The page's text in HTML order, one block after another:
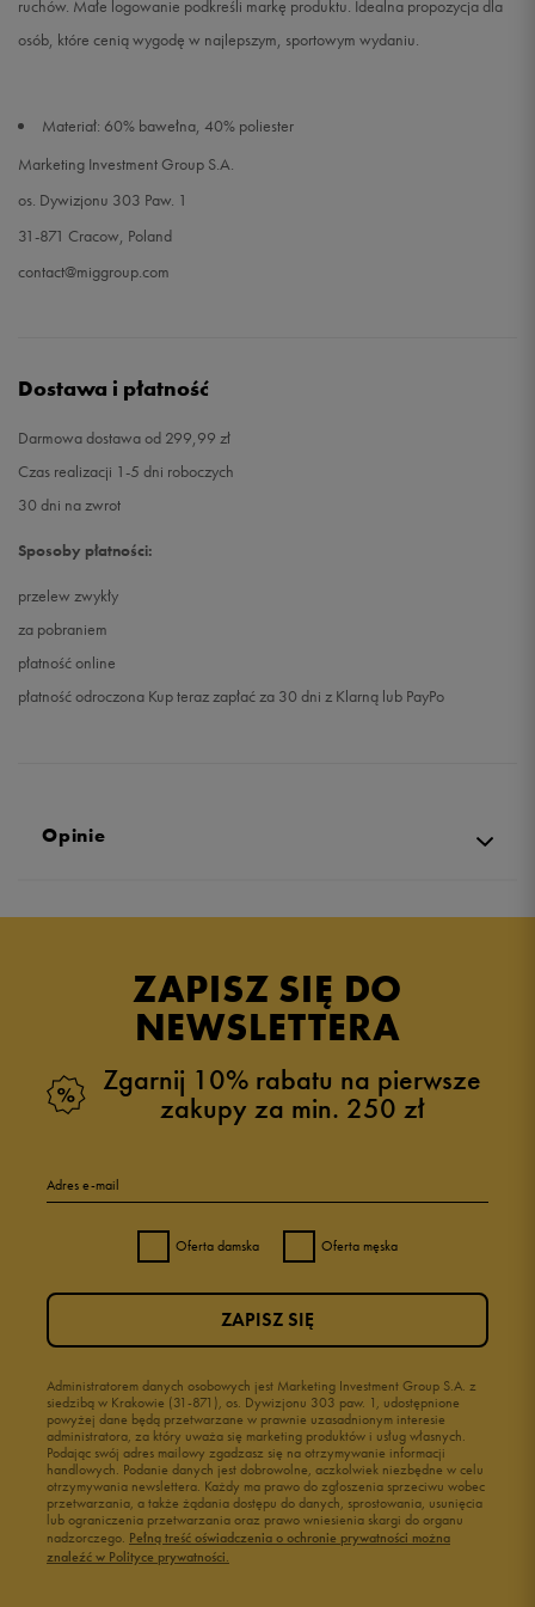
ruchów. Małe logowanie podkreśli markę produktu. Idealna propozycja dla
osób, które cenią wygodę w najlepszym, sportowym wydaniu.
Materiał: 60% bawełna, 40% poliester
Marketing Investment Group S.A.
os. Dywizjonu 303 Paw. 1
31-871 Cracow, Poland
contact@miggroup.com
Dostawa i płatność
Darmowa dostawa od 299,99 zł
Czas realizacji 1-5 dni roboczych
30 dni na zwrot
Sposoby płatności:
przelew zwykły
za pobraniem
płatność online
płatność odroczona Kup teraz zapłać za 30 dni z Klarną lub PayPo
Opinie
ZAPISZ SIĘ DO
NEWSLETTERA
Zgarnij 10% rabatu na pierwsze
zakupy za min. 250 zł
Adres e-mail
Oferta damska Oferta męska
Administratorem danych osobowych jest Marketing Investment Group S.A. z
siedzibą w Krakowie (31-871), os. Dywizjonu 303 paw. 1, udostępnione
powyżej dane będą przetwarzane w prawnie uzasadnionym interesie
administratora, za który uważa się marketing produktów i usług własnych.
Podając swój adres mailowy zgadzasz się na otrzymywanie informacji
handlowych. Podanie danych jest dobrowolne, aczkolwiek niezbędne w celu
otrzymywania newslettera. Każdy ma prawo do zgłoszenia sprzeciwu wobec
przetwarzania, a także żądania dostępu do danych, sprostowania, usunięcia
lub ograniczenia przetwarzania oraz prawo wniesienia skargi do organu
nadzorczego. Pełną treść oświadczenia o ochronie prywatności można
znaleźć w Polityce prywatności.
ZAPISZ SIĘ